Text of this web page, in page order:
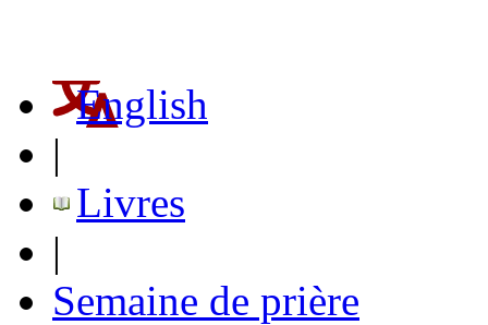
English
|
Livres
|
Semaine de prière